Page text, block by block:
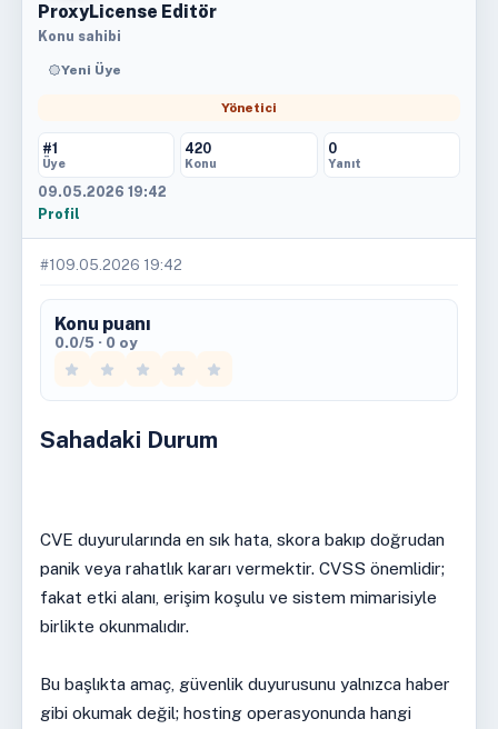
ProxyLicense Editör
Konu sahibi
Yeni Üye
Yönetici
#1
Üye
420
Konu
0
Yanıt
09.05.2026 19:42
Profil
#1 09.05.2026 19:42
Konu puanı
0.0/5 · 0 oy
Sahadaki Durum
CVE duyurularında en sık hata, skora bakıp doğrudan
panik veya rahatlık kararı vermektir. CVSS önemlidir;
fakat etki alanı, erişim koşulu ve sistem mimarisiyle
birlikte okunmalıdır.
Bu başlıkta amaç, güvenlik duyurusunu yalnızca haber
gibi okumak değil; hosting operasyonunda hangi